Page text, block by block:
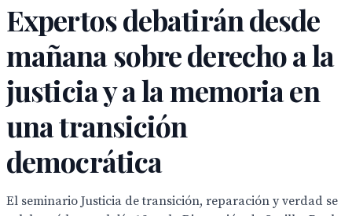
Expertos debatirán desde
mañana sobre derecho a la
justicia y a la memoria en
una transición
democrática
El seminario Justicia de transición, reparación y verdad se